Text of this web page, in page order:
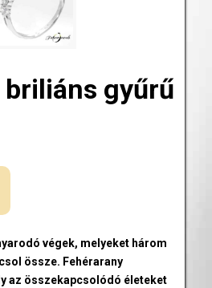
briliáns gyűrű
végek, melyeket három
össze. Fehérarany
az összekapcsolódó életeket